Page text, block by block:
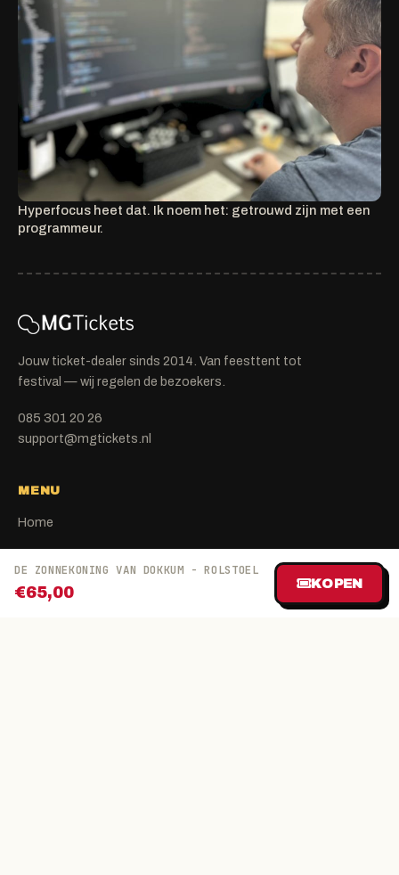
DE ZONNEKONING VAN DOKKUM - ROLSTOEL
€65,00
KOPEN
Hyperfocus heet dat. Ik noem het: getrouwd zijn met een
programmeur.
Jouw ticket-dealer sinds 2014. Van feesttent tot
festival — wij regelen de bezoekers.
085 301 20 26
support@mgtickets.nl
MENU
Home
Tickets kwijt